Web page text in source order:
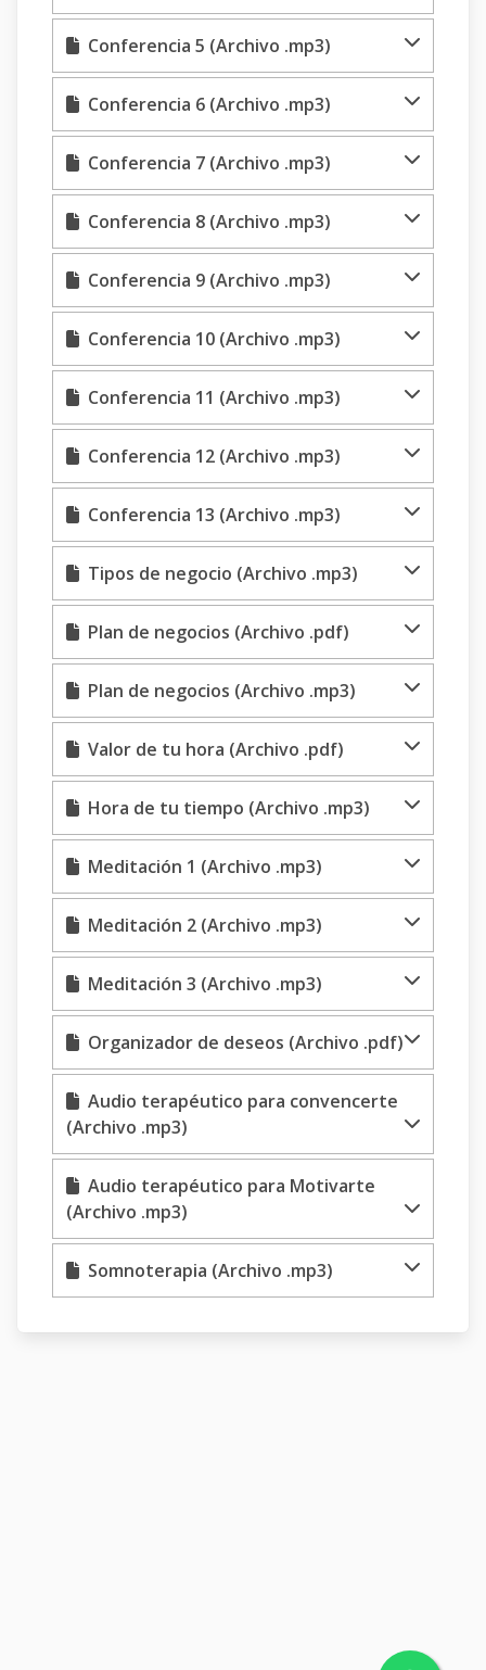
Conferencia 5 (Archivo .mp3)
Conferencia 6 (Archivo .mp3)
Conferencia 7 (Archivo .mp3)
Conferencia 8 (Archivo .mp3)
Conferencia 9 (Archivo .mp3)
Conferencia 10 (Archivo .mp3)
Conferencia 11 (Archivo .mp3)
Conferencia 12 (Archivo .mp3)
Conferencia 13 (Archivo .mp3)
Tipos de negocio (Archivo .mp3)
Plan de negocios (Archivo .pdf)
Plan de negocios (Archivo .mp3)
Valor de tu hora (Archivo .pdf)
Hora de tu tiempo (Archivo .mp3)
Meditación 1 (Archivo .mp3)
Meditación 2 (Archivo .mp3)
Meditación 3 (Archivo .mp3)
Organizador de deseos (Archivo .pdf)
Audio terapéutico para convencerte
(Archivo .mp3)
Audio terapéutico para Motivarte
(Archivo .mp3)
Somnoterapia (Archivo .mp3)